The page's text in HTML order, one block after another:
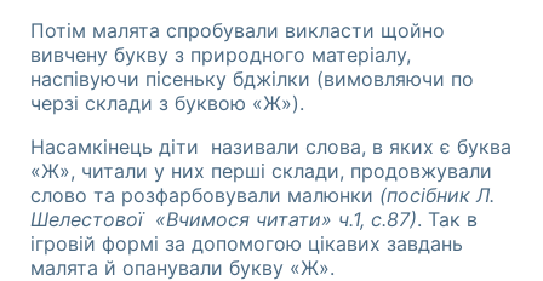
Потім малята спробували викласти щойно
вивчену букву з природного матеріалу,
наспівуючи пісеньку бджілки (вимовляючи по
черзі склади з буквою «Ж»).
Насамкінець діти називали слова, в яких є буква
«Ж», читали у них перші склади, продовжували
слово та розфарбовували малюнки (посібник Л.
Шелестової «Вчимося читати» ч.1, с.87). Так в
ігровій формі за допомогою цікавих завдань
малята й опанували букву «Ж».